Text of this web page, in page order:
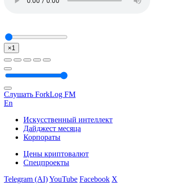
×1
Слушать ForkLog FM
En
Искусственный интеллект
Дайджест месяца
Корпораты
Цены криптовалют
Спецпроекты
Telegram (AI)YouTube Facebook X